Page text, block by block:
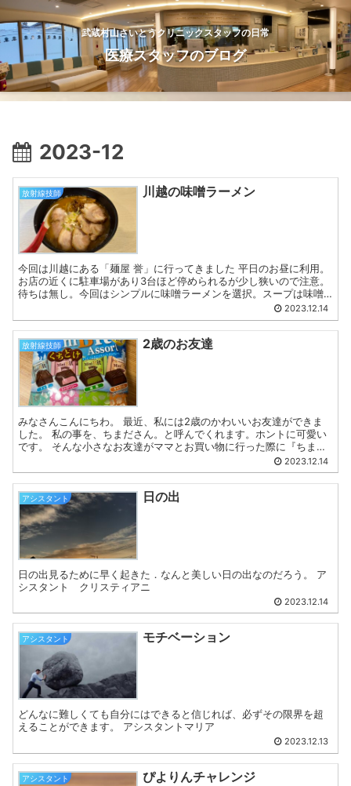
武蔵村山さいとうクリニックスタッフの日常
医療スタッフのブログ
2023-12
放射線技師 川越の味噌ラーメン
今回は川越にある「麺屋 誉」に行ってきました 平日のお昼に利用。
お店の近くに駐車場があり3台ほど停められるが少し狭いので注意。
待ちは無し。今回はシンプルに味噌ラーメンを選択。スープは味噌
のコク深くとても美味しい。麺はこれぞ味噌ラーメンという...2023.12.14
放射線技師 2歳のお友達
みなさんこんにちわ。 最近、私には2歳のかわいいお友達ができま
した。 私の事を、ちまださん。と呼んでくれます。ホントに可愛い
です。 そんな小さなお友達がママとお買い物に行った際に『ちまだ
さんにあげる〜』と言って、チョコレートを選んでくれまし...2023.12.14
アシスタント 日の出
日の出見るために早く起きた．なんと美しい日の出なのだろう。 ア
シスタント クリスティアニ
2023.12.14
アシスタント モチベーション
どんなに難しくても自分にはできると信じれば、必ずその限界を超
えることができます。 アシスタントマリア
2023.12.13
アシスタント ぴよりんチャレンジ